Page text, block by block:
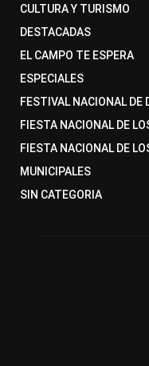
CULTURA Y TURISMO
DESTACADAS
EL CAMPO TE ESPERA
ESPECIALES
FESTIVAL NACIONAL DE
FIESTA NACIONAL DE
FIESTA NACIONAL DE
MUNICIPALES
SIN CATEGORIA